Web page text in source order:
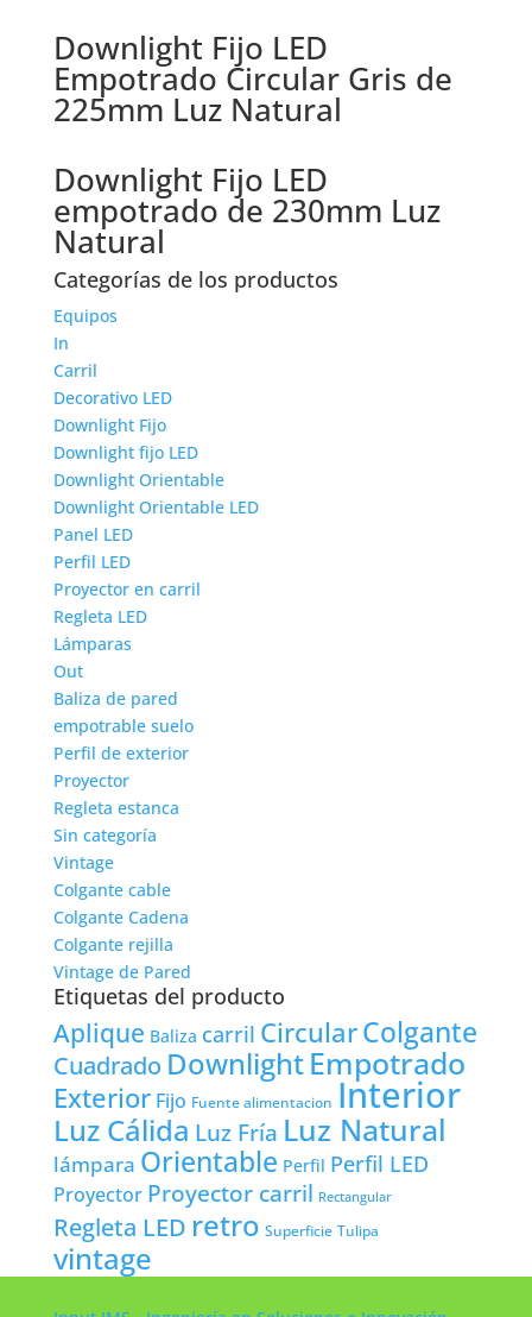
Downlight Fijo LED
Empotrado Circular Gris de
225mm Luz Natural
Downlight Fijo LED
empotrado de 230mm Luz
Natural
Categorías de los productos
Equipos
In
Carril
Decorativo LED
Downlight Fijo
Downlight fijo LED
Downlight Orientable
Downlight Orientable LED
Panel LED
Perfil LED
Proyector en carril
Regleta LED
Lámparas
Out
Baliza de pared
empotrable suelo
Perfil de exterior
Proyector
Regleta estanca
Sin categoría
Vintage
Colgante cable
Colgante Cadena
Colgante rejilla
Vintage de Pared
Etiquetas del producto
Aplique Baliza carril CircularColgante
Cuadrado DownlightEmpotrado
Exterior Fijo Fuente alimentacion Interior
Luz Cálida Luz Fría Luz Natural
lámpara Orientable Perfil Perfil LED
Proyector Proyector carril Rectangular
Regleta LED retro Superficie Tulipa
vintage